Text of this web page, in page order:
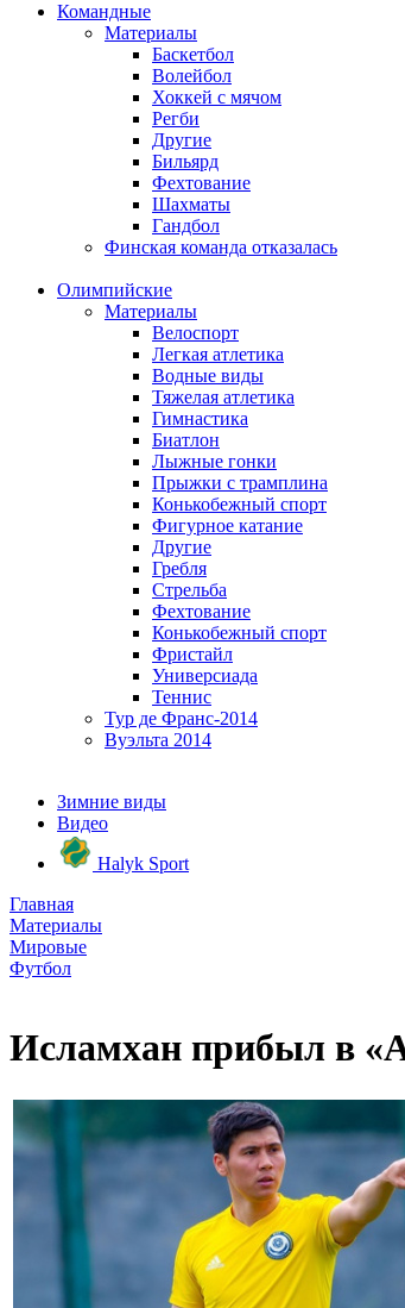
Командные
Материалы
Баскетбол
Волейбол
Хоккей с мячом
Регби
Другие
Бильярд
Фехтование
Шахматы
Гандбол
Финская команда отказалась
Олимпийские
Материалы
Велоспорт
Легкая атлетика
Водные виды
Тяжелая атлетика
Гимнастика
Биатлон
Лыжные гонки
Прыжки с трамплина
Конькобежный спорт
Фигурное катание
Другие
Гребля
Стрельба
Фехтование
Конькобежный спорт
Фристайл
Универсиада
Теннис
Тур де Франс-2014
Вуэльта 2014
Зимние виды
Видео
Halyk Sport
Главная
Материалы
Мировые
Футбол
Исламхан прибыл в